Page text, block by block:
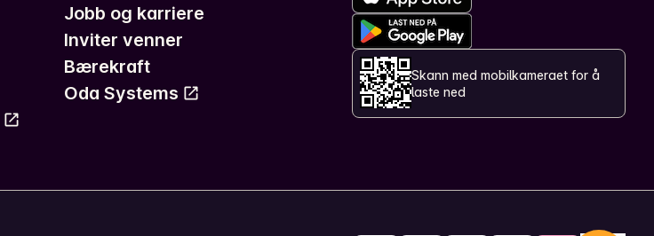
Jobb og karriere
Inviter venner
Bærekraft
Oda Systems
Skann med mobilkameraet for å
laste ned